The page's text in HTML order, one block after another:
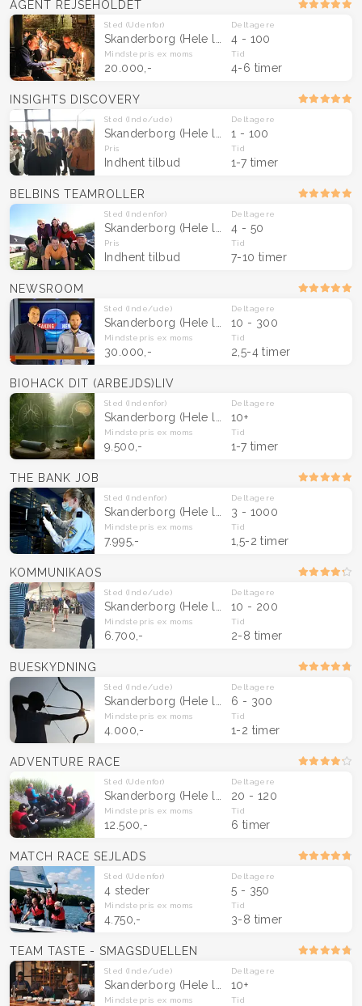
AGENT REJSEHOLDET
Sted (Udenfor)
Skanderborg (Hele landet)
Deltagere
4 - 100
Mindstepris ex moms
20.000,-
Tid
4-6 timer
INSIGHTS DISCOVERY
Sted (Inde/ude)
Skanderborg (Hele landet)
Deltagere
1 - 100
Pris
Indhent tilbud
Tid
1-7 timer
BELBINS TEAMROLLER
Sted (Indenfor)
Skanderborg (Hele landet)
Deltagere
4 - 50
Pris
Indhent tilbud
Tid
7-10 timer
NEWSROOM
Sted (Inde/ude)
Skanderborg (Hele landet)
Deltagere
10 - 300
Mindstepris ex moms
30.000,-
Tid
2,5-4 timer
BIOHACK DIT (ARBEJDS)LIV
Sted (Indenfor)
Skanderborg (Hele landet)
Deltagere
10+
Mindstepris ex moms
9.500,-
Tid
1-7 timer
THE BANK JOB
Sted (Indenfor)
Skanderborg (Hele landet)
Deltagere
3 - 1000
Mindstepris ex moms
7.995,-
Tid
1,5-2 timer
KOMMUNIKAOS
Sted (Inde/ude)
Skanderborg (Hele landet)
Deltagere
10 - 200
Mindstepris ex moms
6.700,-
Tid
2-8 timer
BUESKYDNING
Sted (Inde/ude)
Skanderborg (Hele landet)
Deltagere
6 - 300
Mindstepris ex moms
4.000,-
Tid
1-2 timer
ADVENTURE RACE
Sted (Udenfor)
Skanderborg (Hele landet)
Deltagere
20 - 120
Mindstepris ex moms
12.500,-
Tid
6 timer
MATCH RACE SEJLADS
Sted (Udenfor)
4 steder
Deltagere
5 - 350
Mindstepris ex moms
4.750,-
Tid
3-8 timer
TEAM TASTE - SMAGSDUELLEN
Sted (Inde/ude)
Skanderborg (Hele landet)
Deltagere
10+
Mindstepris ex moms Tid